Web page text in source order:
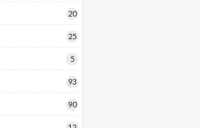
20
25
5
93
90